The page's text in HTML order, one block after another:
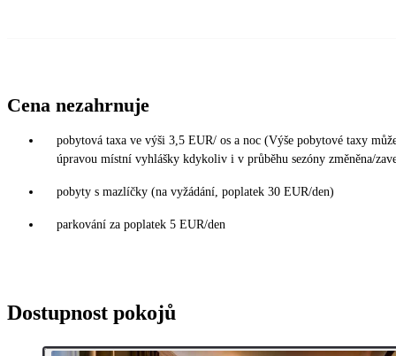
Cena nezahrnuje
pobytová taxa ve výši 3,5 EUR/ os a noc (Výše pobytové taxy
úpravou místní vyhlášky kdykoliv i v průběhu sezóny změněna/
pobyty s mazlíčky (na vyžádání, poplatek 30 EUR/den)
parkování za poplatek 5 EUR/den
Dostupnost pokojů